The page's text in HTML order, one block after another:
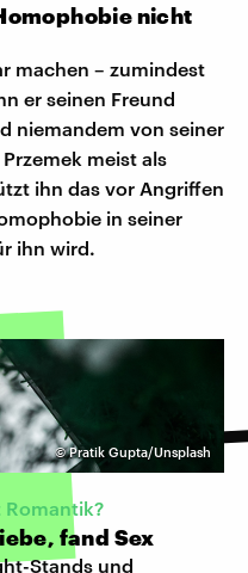
nicht
machen – zumindest
er seinen Freund
niemandem von seiner
meist als
ihn das vor Angriffen
in seiner
ihn wird.
©Pratik Gupta/Unsplash
fand Sex
Stands und